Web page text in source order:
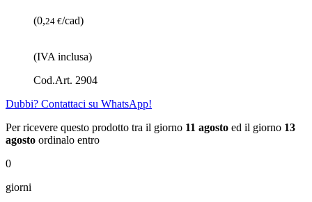
(0,24 €/cad)
(IVA inclusa)
Cod.Art. 2904
Dubbi? Contattaci su WhatsApp!
Per ricevere questo prodotto tra il giorno 11 agosto ed il giorno 13
agosto ordinalo entro
0
giorni